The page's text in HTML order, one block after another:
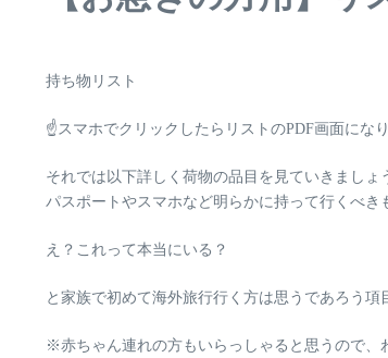
持ち物リスト
☝スマホでクリックしたらリストのPDF画面にな
それでは以下詳しく荷物の品目を見ていきましょ
パスポートやスマホなど明らかに持って行くべき
え？これって本当にいる？
と家族で初めて海外旅行行く方は思うであろう項
※赤ちゃん連れの方もいらっしゃると思うので、